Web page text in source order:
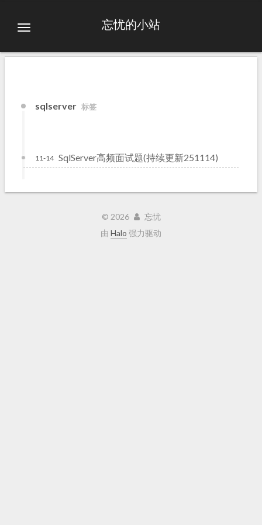
忘忧的小站
sqlserver 标签
SqlServer高频面试题(持续更新251114)
11-14
© 2026
忘忧
由 Halo 强力驱动